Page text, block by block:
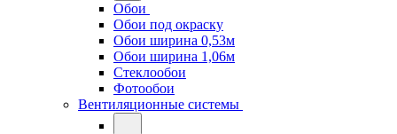
Обои
Обои под окраску
Обои ширина 0,53м
Обои ширина 1,06м
Стеклообои
Фотообои
Вентиляционные системы